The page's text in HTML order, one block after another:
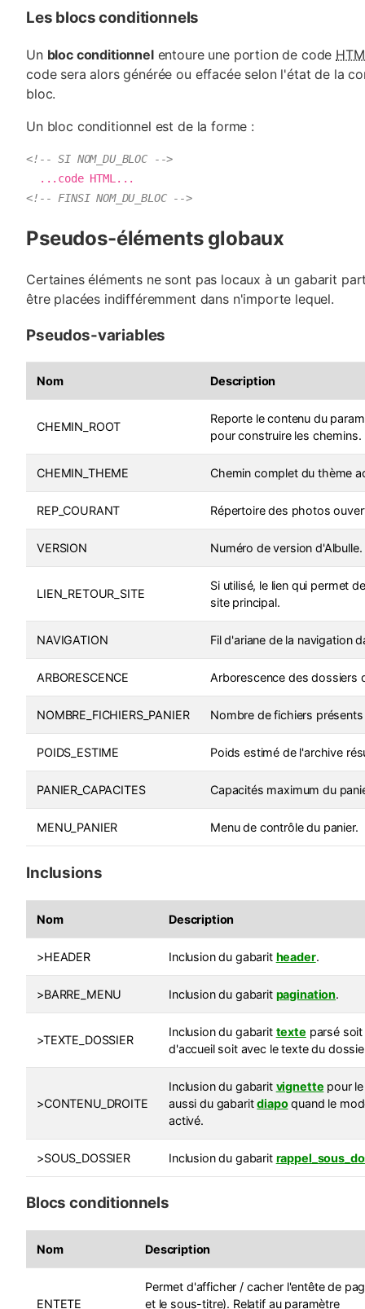
Les blocs conditionnels
Un bloc conditionnelentoure une portion de code
code sera alors générée ou effacée selon l'état de la
bloc.
Un bloc conditionnel est de la forme :
<!-- SI NOM_DU_BLOC -->
<!-- FINSI NOM_DU_BLOC -->
Pseudos-éléments globaux
Certaines éléments ne sont pas locaux à un gabarit
être placées indifféremment dans n'importe lequel.
Pseudos-variables
Nom Description
CHEMIN_ROOT
Reporte le contenu du
pour construire les chemins.
CHEMIN_THEME Chemin complet du thème
REP_COURANT Répertoire des photos
VERSION Numéro de version d'Albulle.
LIEN_RETOUR_SITE
Si utilisé, le lien qui permet
site principal.
NAVIGATION Fil d'ariane de la navigation
ARBORESCENCE Arborescence des dossiers
NOMBRE_FICHIERS_PANIER Nombre de fichiers présents
POIDS_ESTIME Poids estimé de l'archive
PANIER_CAPACITES Capacités maximum du
MENU_PANIER Menu de contrôle du panier.
Inclusions
Nom Description
>HEADER Inclusion du gabarit header.
>BARRE_MENU Inclusion du gabarit pagination.
>TEXTE_DOSSIER
Inclusion du gabarit texte parsé
d'accueil soit avec le texte du
>CONTENU_DROITE
Inclusion du gabarit vignette pour
aussi du gabaritdiapoquand le
activé.
>SOUS_DOSSIER Inclusion du gabarit
Blocs conditionnels
Nom Description
ENTETE
Permet d'afficher / cacher l'entête de
et le sous-titre). Relatif au paramètre